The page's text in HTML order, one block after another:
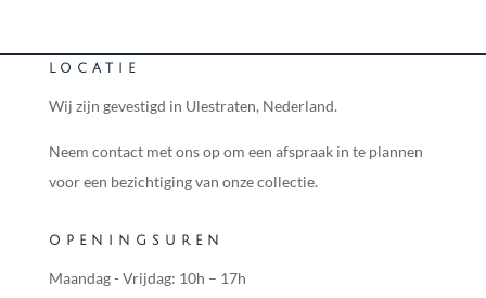
LOCATIE
Wij zijn gevestigd in Ulestraten, Nederland.
Neem contact met ons op om een afspraak in te plannen
voor een bezichtiging van onze collectie.
OPENINGSUREN
Maandag - Vrijdag: 10h – 17h